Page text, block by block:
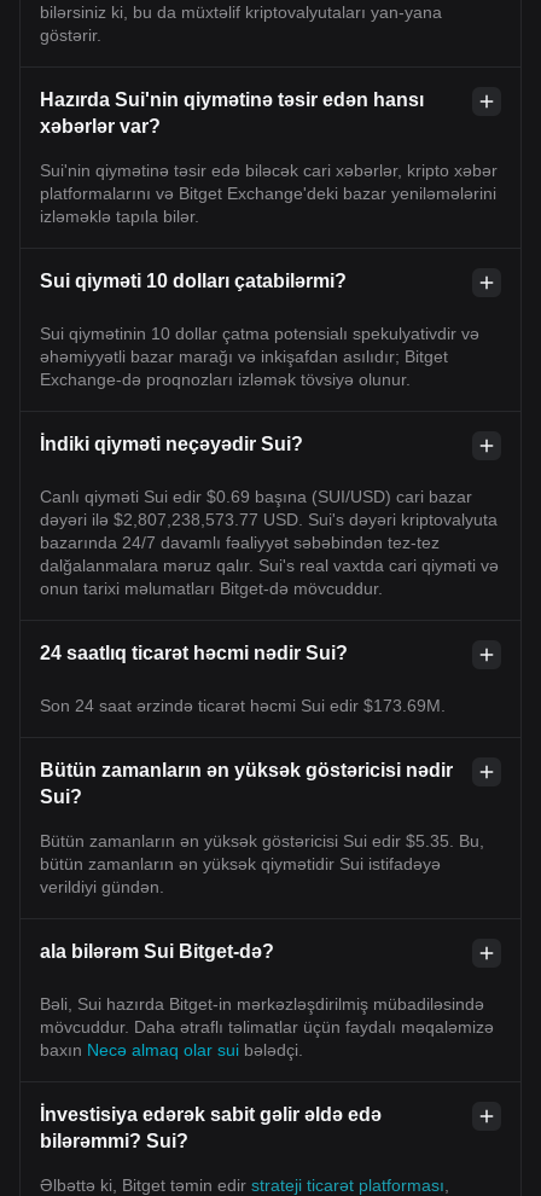
bilərsiniz ki, bu da müxtəlif kriptovalyutaları yan-yana
göstərir.
Hazırda Sui'nin qiymətinə təsir edən hansı
xəbərlər var?
Sui'nin qiymətinə təsir edə biləcək cari xəbərlər, kripto xəbər
platformalarını və Bitget Exchange'deki bazar yeniləmələrini
izləməklə tapıla bilər.
Sui qiyməti 10 dolları çatabilərmi?
Sui qiymətinin 10 dollar çatma potensialı spekulyativdir və
əhəmiyyətli bazar marağı və inkişafdan asılıdır; Bitget
Exchange-də proqnozları izləmək tövsiyə olunur.
İndiki qiyməti neçəyədir Sui?
Canlı qiyməti Sui edir $0.69 başına (SUI/USD) cari bazar
dəyəri ilə $2,807,238,573.77 USD. Sui's dəyəri kriptovalyuta
bazarında 24/7 davamlı fəaliyyət səbəbindən tez-tez
dalğalanmalara məruz qalır. Sui's real vaxtda cari qiyməti və
onun tarixi məlumatları Bitget-də mövcuddur.
24 saatlıq ticarət həcmi nədir Sui?
Son 24 saat ərzində ticarət həcmi Sui edir $173.69M.
Bütün zamanların ən yüksək göstəricisi nədir
Sui?
Bütün zamanların ən yüksək göstəricisi Sui edir $5.35. Bu,
bütün zamanların ən yüksək qiymətidir Sui istifadəyə
verildiyi gündən.
ala bilərəm Sui Bitget-də?
Bəli, Sui hazırda Bitget-in mərkəzləşdirilmiş mübadiləsində
mövcuddur. Daha ətraflı təlimatlar üçün faydalı məqaləmizə
baxın Necə almaq olar sui bələdçi.
İnvestisiya edərək sabit gəlir əldə edə
bilərəmmi? Sui?
Əlbəttə ki, Bitget təmin edir strateji ticarət platforması